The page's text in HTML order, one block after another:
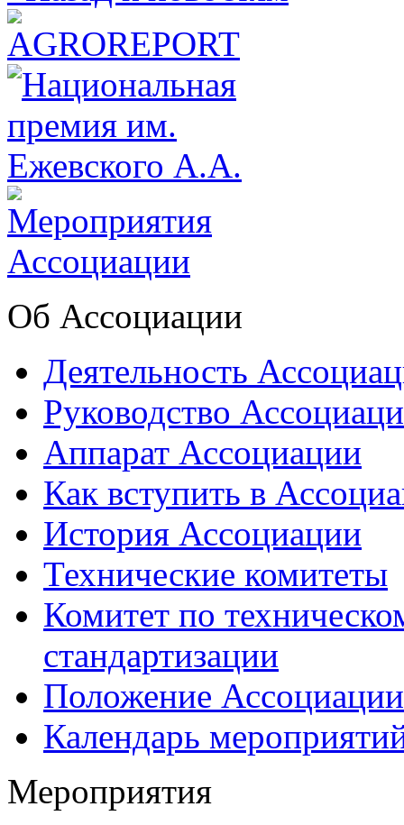
Об Ассоциации
Деятельность
Руководство
Аппарат Ассоциации
Как вступить в
История Ассоциации
Технические комитеты
Комитет по
стандартизации
Положение
Календарь
Мероприятия